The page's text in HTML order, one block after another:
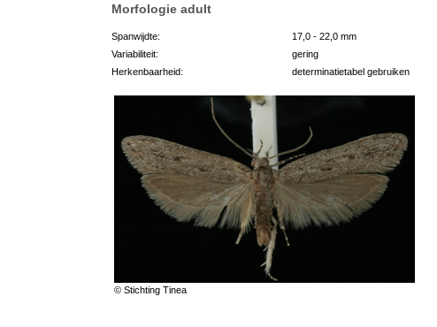
Morfologie adult
Spanwijdte:
17,0 - 22,0 mm
Variabiliteit:
gering
Herkenbaarheid:
determinatietabel gebruiken
© Stichting Tinea